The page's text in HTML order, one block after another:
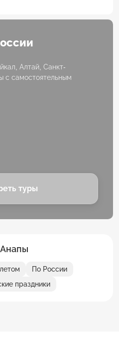
Алтай, Санкт-
с самостоятельным
туры
По России
праздники